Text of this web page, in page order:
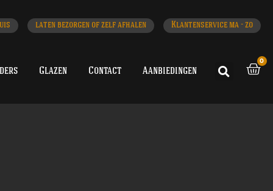
laten bezorgen of zelf afhalen Klantenservice ma - zo
Glazen Contact Aanbiedingen
0